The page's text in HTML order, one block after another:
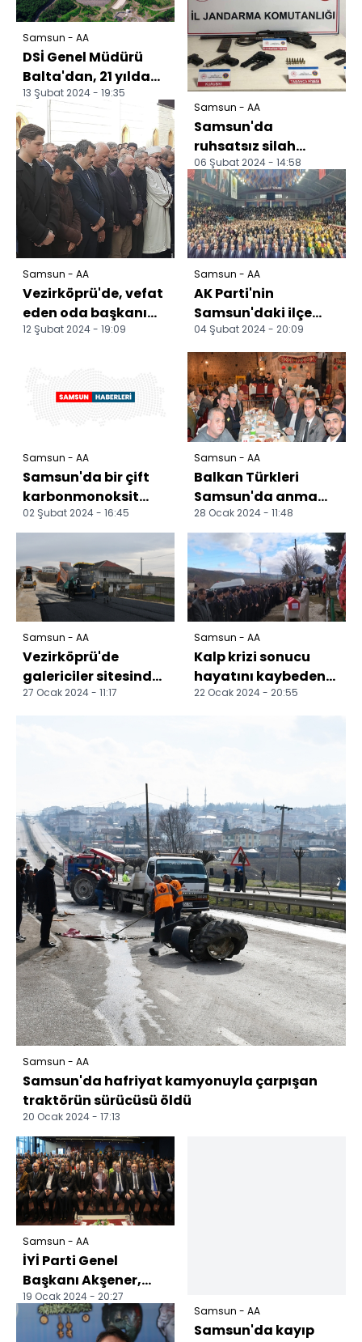
Samsun - AA
DSİ Genel Müdürü
Balta'dan, 21 yılda
Samsun'a yapılan
yatırımlarla ilgili a...
13 Şubat 2024 - 19:35
Samsun - AA
Vezirköprü'de, vefat
eden oda başkanı
Erdem'in cenazesi
12 Şubat 2024 - 19:09
Samsun - AA
Samsun'da
ruhsatsız silah
bulunduran kişi
yakalandı
06 Şubat 2024 - 14:58
Samsun - AA
AK Parti'nin
Samsun'daki ilçe
belediye başkan
adayları açıklandı
04 Şubat 2024 - 20:09
Samsun - AA
Samsun'da bir çift
karbonmonoksit
gazından zehirlenip
öldü
02 Şubat 2024 - 16:45
Samsun - AA
Balkan Türkleri
Samsun'da anma
gecesinde buluştu
28 Ocak 2024 - 11:48
Samsun - AA
Vezirköprü'de
galericiler sitesinde
sona gelindi
27 Ocak 2024 - 11:17
Samsun - AA
Kalp krizi sonucu
hayatını kaybeden
uzman çavuş
22 Ocak 2024 - 20:55
Samsun - AA
Samsun'da hafriyat kamyonuyla çarpışan
traktörün sürücüsü öldü
20 Ocak 2024 - 17:13
Samsun - AA
İYİ Parti Genel
Başkanı Akşener,
Samsun'da
partisinin aday
19 Ocak 2024 - 20:27
Samsun - AA
Samsun'da kayıp